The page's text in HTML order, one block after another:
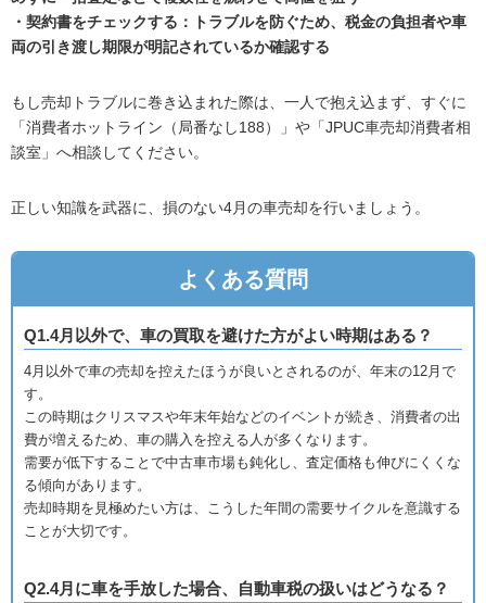
・契約書をチェックする：トラブルを防ぐため、税金の負担者や車
両の引き渡し期限が明記されているか確認する
もし売却トラブルに巻き込まれた際は、一人で抱え込まず、すぐに
「消費者ホットライン（局番なし188）」や「JPUC車売却消費者相
談室」へ相談してください。
正しい知識を武器に、損のない4月の車売却を行いましょう。
よくある質問
Q1.4月以外で、車の買取を避けた方がよい時期はある？
4月以外で車の売却を控えたほうが良いとされるのが、年末の12月で
す。
この時期はクリスマスや年末年始などのイベントが続き、消費者の出
費が増えるため、車の購入を控える人が多くなります。
需要が低下することで中古車市場も鈍化し、査定価格も伸びにくくな
る傾向があります。
売却時期を見極めたい方は、こうした年間の需要サイクルを意識する
ことが大切です。
Q2.4月に車を手放した場合、自動車税の扱いはどうなる？